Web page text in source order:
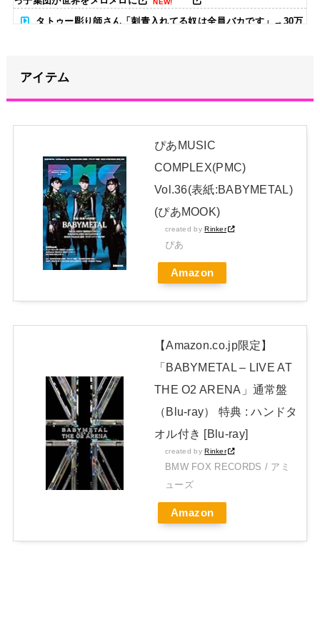
タトゥー彫り師さん「刺青入れてる奴は全員バカです」→30万
ライブ終わりのばぶにゃぎとれんたんが可愛すぎる！！！【乃
木坂46】 NEW!
日本独自企画・限定生産盤「METAL FORTH (DELUXE
JAPAN EDITION)」着弾
【BABYMETAL】METAL FORTH DELUXE JAPAN EDITION
Powered by livedoor 相互RSS
アイテム
ぴあMUSIC
COMPLEX(PMC)
Vol.36(表紙:BABYMETAL)
(ぴあMOOK)
created byRinker
ぴあ
Amazon
【Amazon.co.jp限定】
「BABYMETAL – LIVE AT
THE O2 ARENA」通常盤
（Blu-ray） 特典 : ハンドタ
オル付き [Blu-ray]
created byRinker
BMW FOX RECORDS / アミ
ューズ
Amazon